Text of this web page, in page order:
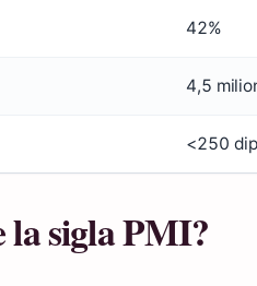
42%
4,5
<250
la sigla PMI?